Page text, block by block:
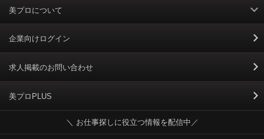
美プロについて
利用規約
掲載規約
個人情報保護ポリシー
個人情報のお取り扱いについて
企業向けログイン
求人掲載のお問い合わせ
美プロPLUS
＼ お仕事探しに役立つ情報を配信中／